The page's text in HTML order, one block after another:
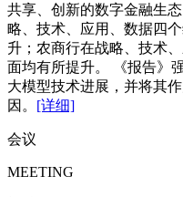
共享、创新的数字金融生
略、技术、应用、数据四
升；农商行在战略、技术
面均有所提升。 《报告》
大模型技术进展，并将其
因。 [详细]
会议
MEETING